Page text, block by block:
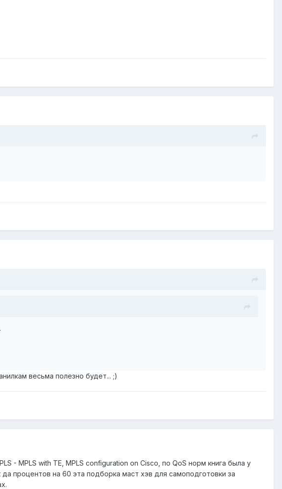
весьма полезно будет... ;)
- MPLS with TE, MPLS configuration on Cisco, по QoS норм книга была у
процентов на 60 эта подборка маст хэв для самоподготовки за